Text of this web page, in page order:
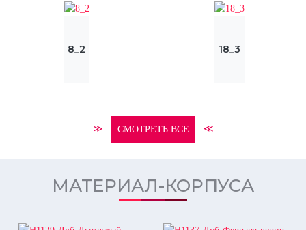
8_2 18_3
≫ СМОТРЕТЬ ВСЕ ≪
МАТЕРИАЛ-КОРПУСА